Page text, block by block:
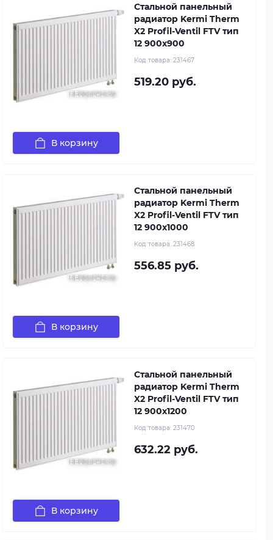
Стальной панельный
радиатор Kermi Therm
X2 Profil-Ventil FTV тип
12 900x900
Код товара: 231467
519.20 руб.
В корзину
Стальной панельный
радиатор Kermi Therm
X2 Profil-Ventil FTV тип
12 900x1000
Код товара: 231468
556.85 руб.
В корзину
Стальной панельный
радиатор Kermi Therm
X2 Profil-Ventil FTV тип
12 900x1200
Код товара: 231470
632.22 руб.
В корзину